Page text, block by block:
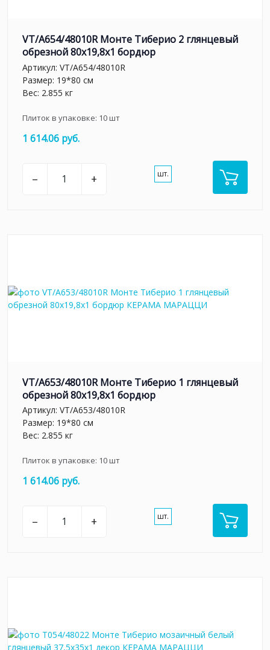
VT/A654/48010R Монте Тиберио 2 глянцевый
обрезной 80x19,8x1 бордюр
Артикул: VT/A654/48010R
Размер: 19*80 см
Вес: 2.855 кг
Плиток в упаковке: 10шт
1 614.06 руб.
– + шт.
VT/A653/48010R Монте Тиберио 1 глянцевый
обрезной 80x19,8x1 бордюр
Артикул: VT/A653/48010R
Размер: 19*80 см
Вес: 2.855 кг
Плиток в упаковке: 10шт
1 614.06 руб.
– + шт.